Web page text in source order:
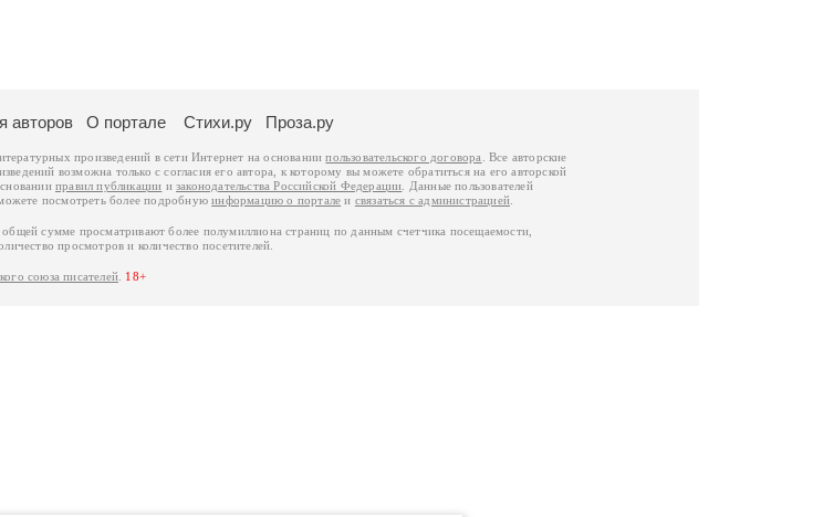
авторов О портале Стихи.ру Проза.ру
произведений в сети Интернет на основаниипользовательского договора
. Все авторские
возможна только с согласия его автора, к которому вы можете обратиться на его авторской
правил публикации изаконодательства Российской Федерации . Данные пользователей
посмотреть более подробнуюинформацию о портале и связаться с администрацией
сумме просматривают более полумиллиона страниц по данным счетчика посещаемости,
просмотров и количество посетителей.
союза писателей 18+